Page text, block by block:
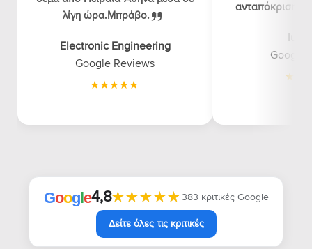
λίγη ώρα.Μπράβο.
Electronic Engineering
Google Reviews
ανταπόκριση,
Google
Google4,8★★★★★
★★★★★ 383 κριτικές Google
Δείτε όλες τις κριτικές